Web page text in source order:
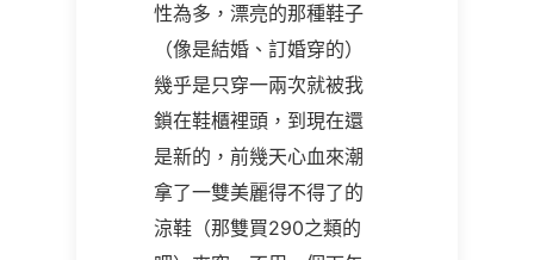
性為多，漂亮的那種鞋子
（像是結婚、訂婚穿的）
幾乎是只穿一兩次就被我
鎖在鞋櫃裡頭，到現在還
是新的，前幾天心血來潮
拿了一雙美麗得不得了的
涼鞋（那雙買290之類的